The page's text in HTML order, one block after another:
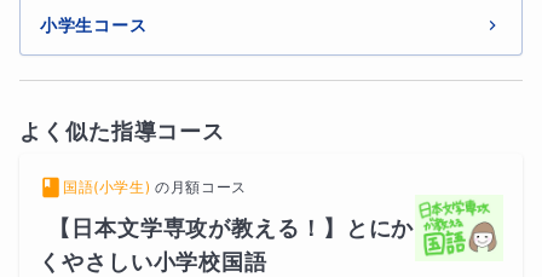
小学生コース
よく似た指導コース
国語(小学生) の 月額コース
【日本文学専攻が教える！】とにか
くやさしい小学校国語